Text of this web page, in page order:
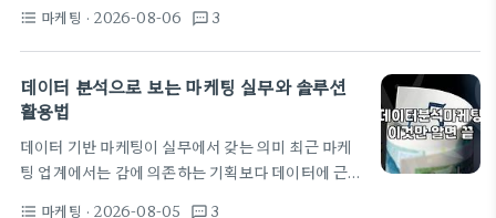
더더욱 그랬다. 별거 아닌 것 같아도 상대방은 내 메일
모호한 단어에 꽂혔을 때죠. 저도 30대 중반, 현업에
서 마케팅 기획을 하며 편의점 결제 기반의 프로모션
이나 로컬 거점 광고를 집행해 본 경험이 있습니다. 솔
직히 말하면, 이론대로 딱딱 맞아떨어지는 경우는 거
는 접근성이 좋다는 명확한 장점이 있습니다. 최근 서
울시가 '기후동행쉼터' 안내판을 개선하는 것처럼, 사
람들의 발길이 잦은 곳에 메시지를 던지는 건 분명 매
format_list_bulleted 마케팅 · 2026-08-06 textsms 3
데이터 분석으로 보는 마케팅 실무와 솔루션
활용법
데이터 기반 마케팅이 실무에서 갖는 의미 최근 마케
팅 업계에서는 감에 의존하는 기획보다 데이터에 근거
format_list_bulleted 마케팅 · 2026-08-05 textsms 3